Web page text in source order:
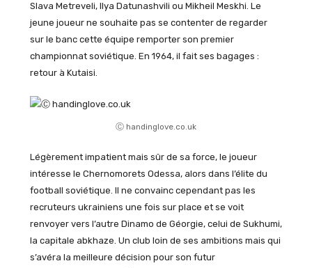
Slava Metreveli, Ilya Datunashvili ou Mikheil Meskhi. Le
jeune joueur ne souhaite pas se contenter de regarder
sur le banc cette équipe remporter son premier
championnat soviétique. En 1964, il fait ses bagages :
retour à Kutaisi.
Ⓒ handinglove.co.uk
Légèrement impatient mais sûr de sa force, le joueur
intéresse le Chernomorets Odessa, alors dans l’élite du
football soviétique. Il ne convainc cependant pas les
recruteurs ukrainiens une fois sur place et se voit
renvoyer vers l’autre Dinamo de Géorgie, celui de Sukhumi,
la capitale abkhaze. Un club loin de ses ambitions mais qui
s’avéra la meilleure décision pour son futur